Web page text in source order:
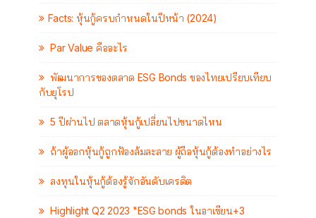
Facts: หุ้นกู้ครบกำหนดในปีหน้า (2024)
Par Value คืออะไร
พัฒนาการของตลาด ESG Bonds ของไทยเปรียบเทียบ
กับยุโรป
5 ปีผ่านไป ตลาดหุ้นกู้เปลี่ยนไปขนาดไหน
ถ้าผู้ออกหุ้นกู้ถูกฟ้องล้มละลาย ผู้ถือหุ้นกู้ต้องทำอย่างไร
ลงทุนในหุ้นกู้ต้องรู้จักอันดับเครดิต
Highlight Q2 2023 "ESG bonds ในอาเซียน+3